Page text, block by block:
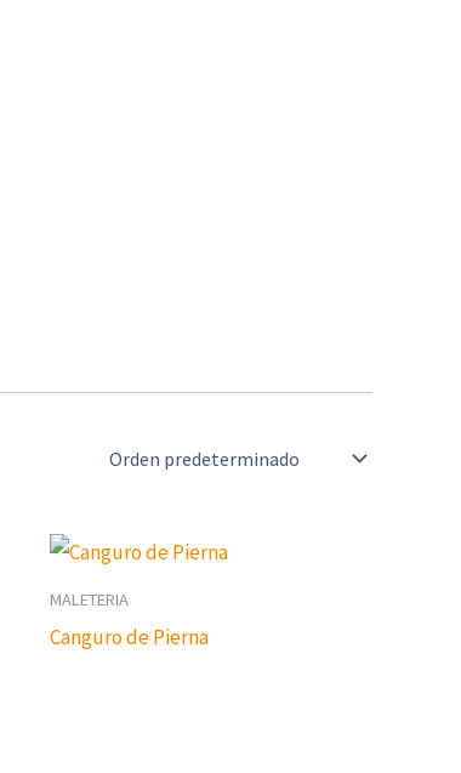
MALETERIA
Canguro de Pierna